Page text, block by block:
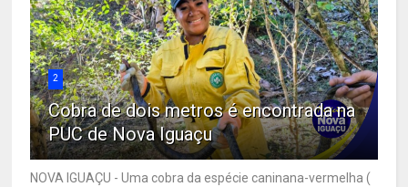
2
Cobra de dois metros é encontrada na
PUC de Nova Iguaçu
NOVA IGUAÇU - Uma cobra da espécie caninana-vermelha (